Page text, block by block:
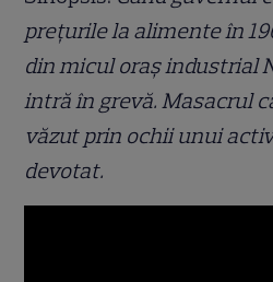
prețurile la alimenteîn
din micul orașindustrial
intră în grevă. Masacrul
văzut prin ochii unui
devotat.